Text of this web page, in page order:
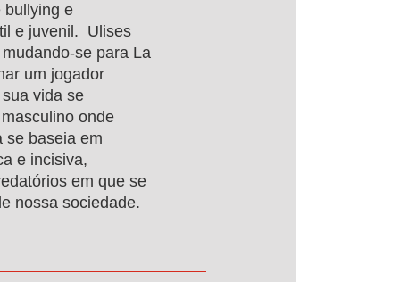
bullying e
e juvenil. Ulises
se para La
um jogador
vida se
onde
se baseia em
e incisiva,
em que se
nossa sociedade.